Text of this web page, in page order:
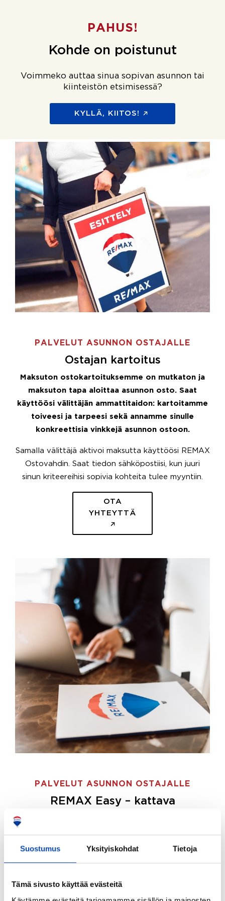
Suostumus Yksityiskohdat Tietoja
Tämä sivusto käyttää evästeitä
PAHUS!
Kohde on poistunut
Voimmeko auttaa sinua sopivan asunnon tai
kiinteistön etsimisessä?
KYLLÄ, KIITOS!
PALVELUT ASUNNON OSTAJALLE
Ostajan kartoitus
Maksuton ostokartoituksemme on mutkaton ja
maksuton tapa aloittaa asunnon osto. Saat
käyttöösi välittäjän ammattitaidon: kartoitamme
toiveesi ja tarpeesi sekä annamme sinulle
konkreettisia vinkkejä asunnon ostoon.
Samalla välittäjä aktivoi maksutta käyttöösi REMAX
Ostovahdin. Saat tiedon sähköpostiisi, kun juuri
sinun kriteereihisi sopivia kohteita tulee myyntiin.
OTA
YHTEYTTÄ
PALVELUT ASUNNON OSTAJALLE
REMAX Easy – kattava
ostajille.
Tee ostotoimeksianto ja etsimme juuri